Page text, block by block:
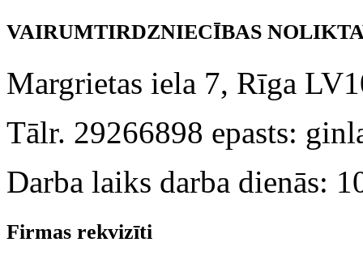
VAIRUMTIRDZNIECĪBAS
Margrietas iela 7, Rīga
Tālr. 29266898 epasts:
Darba laiks darba dienās:
Firmas rekvizīti